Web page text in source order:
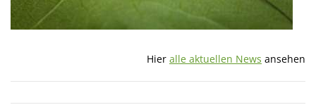
Hier alle aktuellen News ansehen